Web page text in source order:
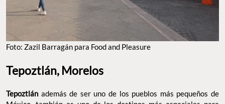
Foto: Zazil Barragán para Food and Pleasure
Tepoztlán, Morelos
Tepoztlán además de ser uno de los pueblos más pequeños de